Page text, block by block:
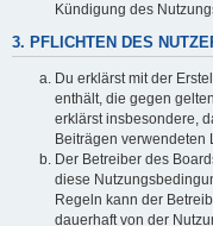
Kündigung des
3. PFLICHTEN DES
Du erklärst mit der
enthält, die gegen
erklärst insbesondere,
Beiträgen verwendeten
Der Betreiber des
diese
Regeln kann der
dauerhaft von der